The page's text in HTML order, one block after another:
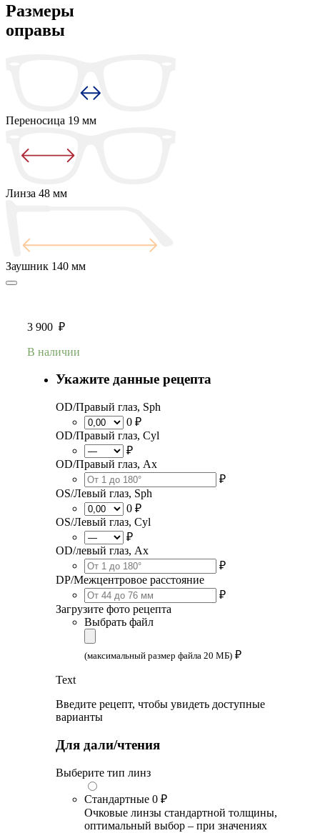
Размеры
оправы
Переносица 19 мм
Линза 48 мм
Заушник 140 мм
3 900 ₽
В наличии
Укажите данные рецепта
OD/Правый глаз, Sph
0 ₽
OD/Правый глаз, Cyl
₽
OD/Правый глаз, Ax
₽
OS/Левый глаз, Sph
0 ₽
OS/Левый глаз, Cyl
₽
OD/левый глаз, Ax
₽
DP/Межцентровое расстояние
₽
Загрузите фото рецепта
Выбрать файл
(максимальный размер файла 20 МБ) ₽
Text
Введите рецепт, чтобы увидеть доступные
варианты
Для дали/чтения
Выберите тип линз
Стандартные 0 ₽
Очковые линзы стандартной толщины,
оптимальный выбор – при значениях